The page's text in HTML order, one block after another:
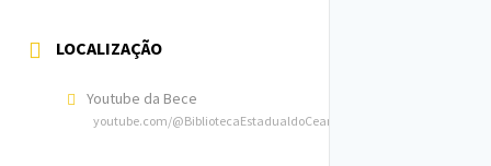
LOCALIZAÇÃO
Youtube da Bece
youtube.com/@BibliotecaEstadualdoCeara